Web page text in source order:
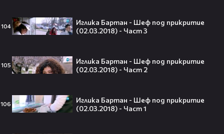
104
Иглика Бартан - Шеф под прикритие
(02.03.2018) - Част 3
105
Иглика Бартан - Шеф под прикритие
(02.03.2018) - Част 2
106
Иглика Бартан - Шеф под прикритие
(02.03.2018) - Част 1
Paramount и Warner Bros. за 110
милиарда долара!😯💥
интернет❤️‍🔥🔥